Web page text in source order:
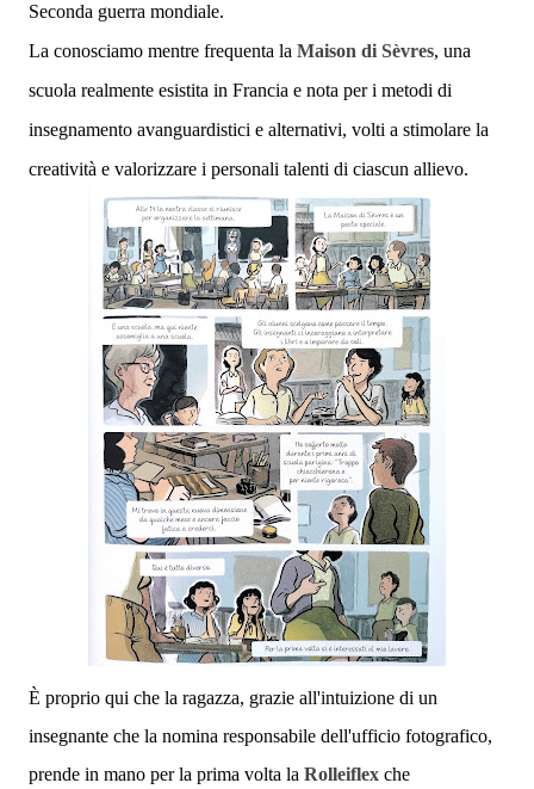
Seconda guerra mondiale.
La conosciamo mentre frequenta la Maison di Sèvres, una
scuola realmente esistita in Francia e nota per i metodi di
insegnamento avanguardistici e alternativi, volti a stimolare la
creatività e valorizzare i personali talenti di ciascun allievo.
È proprio qui che la ragazza, grazie all'intuizione di un
insegnante che la nomina responsabile dell'ufficio fotografico,
prende in mano per la prima volta la Rolleiflex che